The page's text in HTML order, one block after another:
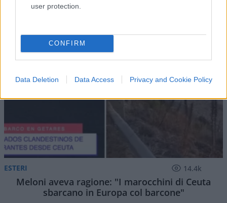
user protection.
CONFIRM
Data Deletion Data Access Privacy and Cookie Policy
ESTERI 14.4k
Meloni aveva ragione: "I marocchini di Ceuta
sbarcano in Europa col barcone"